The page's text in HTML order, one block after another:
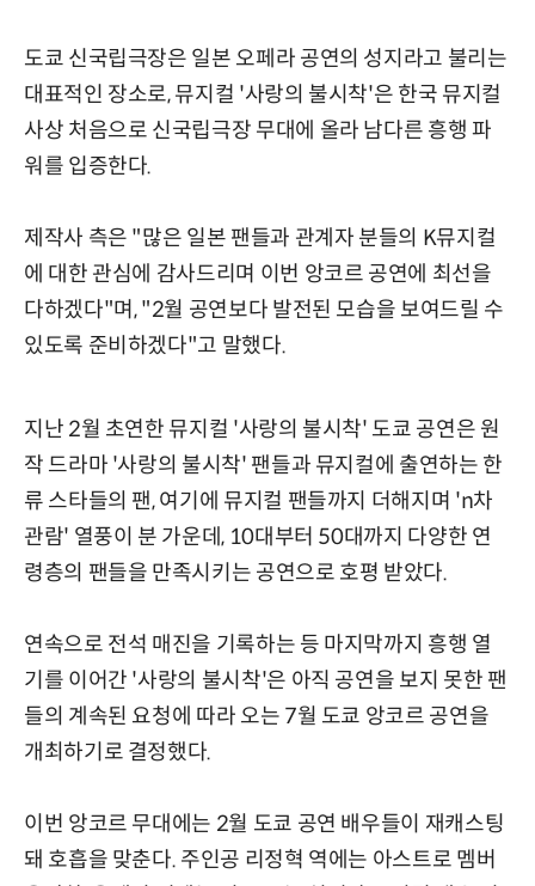
도쿄 신국립극장은 일본 오페라 공연의 성지라고 불리는
대표적인 장소로, 뮤지컬 '사랑의 불시착'은 한국 뮤지컬
사상 처음으로 신국립극장 무대에 올라 남다른 흥행 파
워를 입증한다.
제작사 측은 "많은 일본 팬들과 관계자 분들의 K뮤지컬
에 대한 관심에 감사드리며 이번 앙코르 공연에 최선을
다하겠다"며, "2월 공연보다 발전된 모습을 보여드릴 수
있도록 준비하겠다"고 말했다.
지난 2월 초연한 뮤지컬 '사랑의 불시착' 도쿄 공연은 원
작 드라마 '사랑의 불시착' 팬들과 뮤지컬에 출연하는 한
류 스타들의 팬, 여기에 뮤지컬 팬들까지 더해지며 'n차
관람' 열풍이 분 가운데, 10대부터 50대까지 다양한 연
령층의 팬들을 만족시키는 공연으로 호평 받았다.
연속으로 전석 매진을 기록하는 등 마지막까지 흥행 열
기를 이어간 '사랑의 불시착'은 아직 공연을 보지 못한 팬
들의 계속된 요청에 따라 오는 7월 도쿄 앙코르 공연을
개최하기로 결정했다.
이번 앙코르 무대에는 2월 도쿄 공연 배우들이 재캐스팅
돼 호흡을 맞춘다. 주인공 리정혁 역에는 아스트로 멤버